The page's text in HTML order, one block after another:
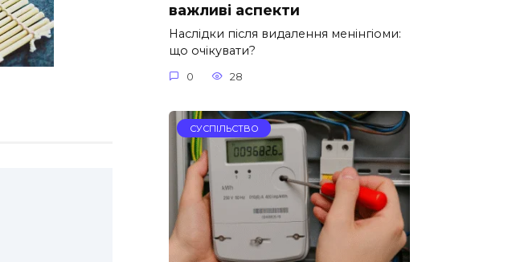
важливі аспекти
Наслідки після видалення менінгіоми:
що очікувати?
0 28
СУСПІЛЬСТВО